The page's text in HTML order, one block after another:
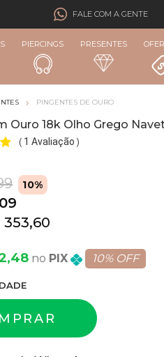
FALE COM A GENTE
PIERCINGS PRESENTES
PINGENTES DE OURO
Ouro 18k Olho Grego
( 1 Avaliação )
10%
353,60
PIX 10% OFF